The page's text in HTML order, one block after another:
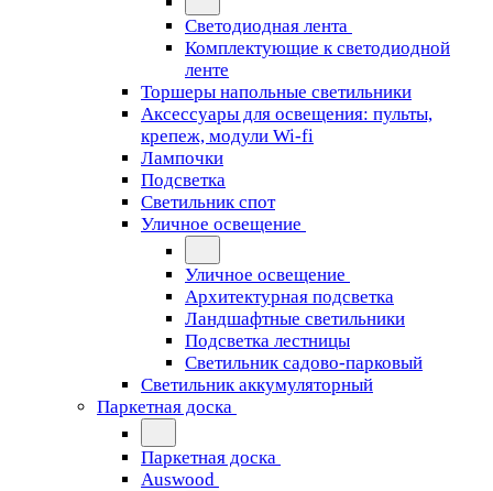
Светодиодная лента
Комплектующие к светодиодной
ленте
Торшеры напольные светильники
Аксессуары для освещения: пульты,
крепеж, модули Wi-fi
Лампочки
Подсветка
Светильник спот
Уличное освещение
Уличное освещение
Архитектурная подсветка
Ландшафтные светильники
Подсветка лестницы
Светильник садово-парковый
Светильник аккумуляторный
Паркетная доска
Паркетная доска
Auswood